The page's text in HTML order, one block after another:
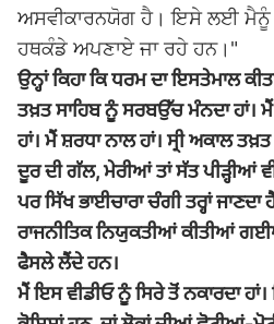
ਅਸਵੀਕਾਰਨਯੋਗ ਹੈ। ਇਸੇ ਲਈ
ਹਥਕੰਡੇ ਅਪਣਾਏ ਜਾ ਰਹੇ ਹਨ।"
ਉਨ੍ਹਾਂ ਕਿਹਾ ਕਿ ਧਰਮ ਦਾ ਇਸਤੇਮਾਲ
ਤਖ਼ਤ ਸਾਹਿਬ ਨੂੰ ਸਰਬਉੱਚ ਮੰਨਦਾ ਹਾਂ।
ਹਾਂ। ਮੈਂ ਸ਼ਰਧਾ ਨਾਲ ਹਾਂ। ਸ੍ਰੀ ਅਕਾਲ
ਦੂਰ ਦੀ ਗੱਲ, ਮੇਰੀਆਂ ਤਾਂ ਸੱਤ ਪੀੜ੍ਹੀਆਂ
ਪਰ ਸਿੱਖ ਭਾਈਚਾਰਾ ਚੰਗੀ ਤਰ੍ਹਾਂ ਜਾਣਦਾ
ਰਾਜਨੀਤਿਕ ਨਿਯੁਕਤੀਆਂ ਕੀਤੀਆਂ
ਫੈਸਲੇ ਲੈਂਦੇ ਹਨ।
ਮੈਂ ਇਸ ਵੀਡੀਓ ਨੂੰ ਸਿਰੇ ਤੋਂ ਨਕਾਰਦਾ